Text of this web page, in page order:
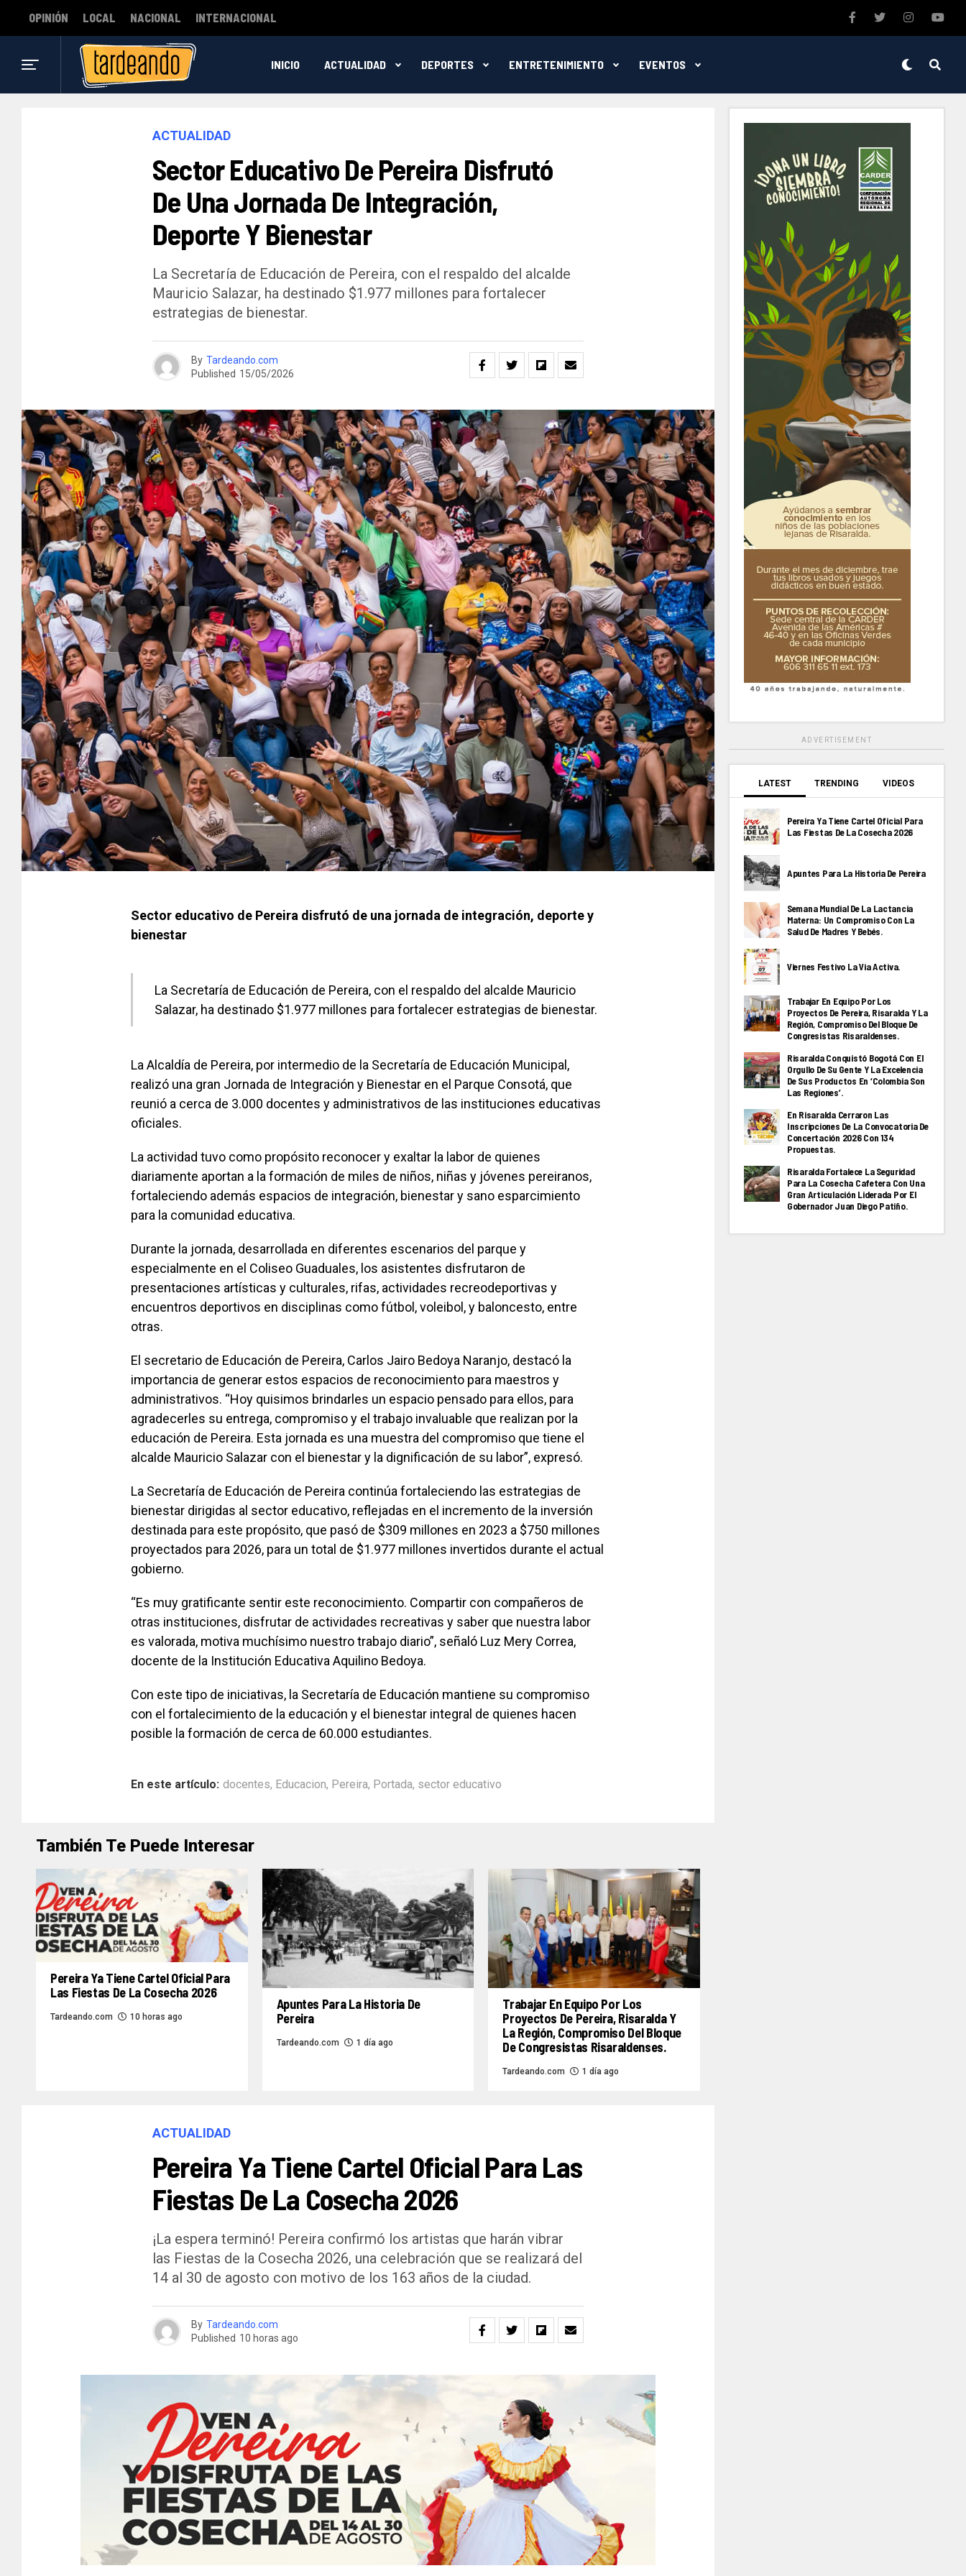
OPINIÓN LOCAL NACIONAL INTERNACIONAL
INICIO ACTUALIDAD DEPORTES ENTRETENIMIENTO EVENTOS
ACTUALIDAD
Sector Educativo De Pereira Disfrutó
De Una Jornada De Integración,
Deporte Y Bienestar
La Secretaría de Educación de Pereira, con el respaldo del alcalde
Mauricio Salazar, ha destinado $1.977 millones para fortalecer
estrategias de bienestar.
By Tardeando.com
Published 15/05/2026
Sector educativo de Pereira disfrutó de una jornada de integración, deporte y
bienestar
La Secretaría de Educación de Pereira, con el respaldo del alcalde Mauricio
Salazar, ha destinado $1.977 millones para fortalecer estrategias de bienestar.
La Alcaldía de Pereira, por intermedio de la Secretaría de Educación Municipal,
realizó una gran Jornada de Integración y Bienestar en el Parque Consotá, que
reunió a cerca de 3.000 docentes y administrativos de las instituciones educativas
oficiales.
La actividad tuvo como propósito reconocer y exaltar la labor de quienes
diariamente aportan a la formación de miles de niños, niñas y jóvenes pereiranos,
fortaleciendo además espacios de integración, bienestar y sano esparcimiento
para la comunidad educativa.
Durante la jornada, desarrollada en diferentes escenarios del parque y
especialmente en el Coliseo Guaduales, los asistentes disfrutaron de
presentaciones artísticas y culturales, rifas, actividades recreodeportivas y
encuentros deportivos en disciplinas como fútbol, voleibol, y baloncesto, entre
otras.
El secretario de Educación de Pereira, Carlos Jairo Bedoya Naranjo, destacó la
importancia de generar estos espacios de reconocimiento para maestros y
administrativos. “Hoy quisimos brindarles un espacio pensado para ellos, para
agradecerles su entrega, compromiso y el trabajo invaluable que realizan por la
educación de Pereira. Esta jornada es una muestra del compromiso que tiene el
alcalde Mauricio Salazar con el bienestar y la dignificación de su labor”, expresó.
La Secretaría de Educación de Pereira continúa fortaleciendo las estrategias de
bienestar dirigidas al sector educativo, reflejadas en el incremento de la inversión
destinada para este propósito, que pasó de $309 millones en 2023 a $750 millones
proyectados para 2026, para un total de $1.977 millones invertidos durante el actual
gobierno.
“Es muy gratificante sentir este reconocimiento. Compartir con compañeros de
otras instituciones, disfrutar de actividades recreativas y saber que nuestra labor
es valorada, motiva muchísimo nuestro trabajo diario”, señaló Luz Mery Correa,
docente de la Institución Educativa Aquilino Bedoya.
Con este tipo de iniciativas, la Secretaría de Educación mantiene su compromiso
con el fortalecimiento de la educación y el bienestar integral de quienes hacen
posible la formación de cerca de 60.000 estudiantes.
En este artículo: docentes, Educacion, Pereira, Portada, sector educativo
También Te Puede Interesar
Pereira Ya Tiene Cartel Oficial Para
Las Fiestas De La Cosecha 2026
Tardeando.com 10 horas ago
Apuntes Para La Historia De
Pereira
Tardeando.com 1 día ago
Trabajar En Equipo Por Los
Proyectos De Pereira, Risaralda Y
La Región, Compromiso Del Bloque
De Congresistas Risaraldenses.
Tardeando.com 1 día ago
ACTUALIDAD
Pereira Ya Tiene Cartel Oficial Para Las
Fiestas De La Cosecha 2026
¡La espera terminó! Pereira confirmó los artistas que harán vibrar
las Fiestas de la Cosecha 2026, una celebración que se realizará del
14 al 30 de agosto con motivo de los 163 años de la ciudad.
By Tardeando.com
Published 10 horas ago
ADVERTISEMENT
LATEST TRENDING VIDEOS
Pereira Ya Tiene Cartel Oficial Para
Las Fiestas De La Cosecha 2026
Apuntes Para La Historia De Pereira
Semana Mundial De La Lactancia
Materna: Un Compromiso Con La
Salud De Madres Y Bebés.
Viernes Festivo La Via Activa.
Trabajar En Equipo Por Los
Proyectos De Pereira, Risaralda Y La
Región, Compromiso Del Bloque De
Congresistas Risaraldenses.
Risaralda Conquistó Bogotá Con El
Orgullo De Su Gente Y La Excelencia
De Sus Productos En ‘Colombia Son
Las Regiones’.
En Risaralda Cerraron Las
Inscripciones De La Convocatoria De
Concertación 2026 Con 134
Propuestas.
Risaralda Fortalece La Seguridad
Para La Cosecha Cafetera Con Una
Gran Articulación Liderada Por El
Gobernador Juan Diego Patiño.